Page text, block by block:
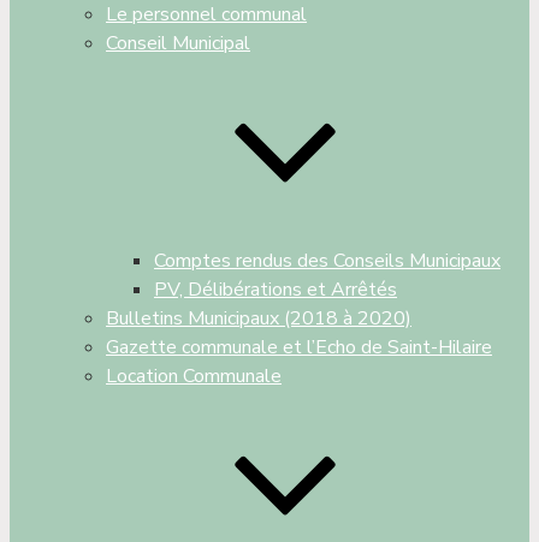
Le personnel communal
Conseil Municipal
Comptes rendus des Conseils Municipaux
PV, Délibérations et Arrêtés
Bulletins Municipaux (2018 à 2020)
Gazette communale et l’Echo de Saint-Hilaire
Location Communale